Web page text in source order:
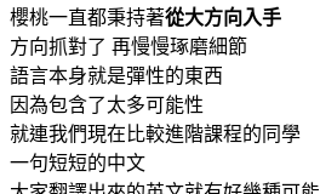
櫻桃一直都秉持著從大方向入手
方向抓對了 再慢慢琢磨細節
語言本身就是彈性的東西
因為包含了太多可能性
就連我們現在比較進階課程的同學
一句短短的中文